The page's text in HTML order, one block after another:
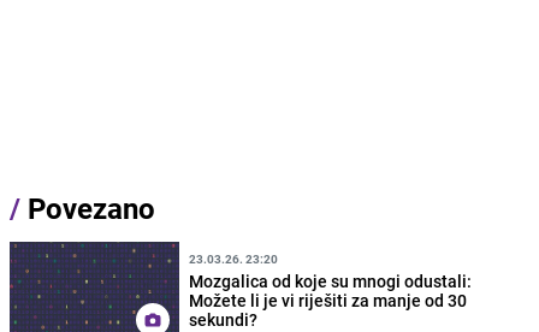
/ Povezano
23.03.26. 23:20
Mozgalica od koje su mnogi odustali:
Možete li je vi riješiti za manje od 30
sekundi?